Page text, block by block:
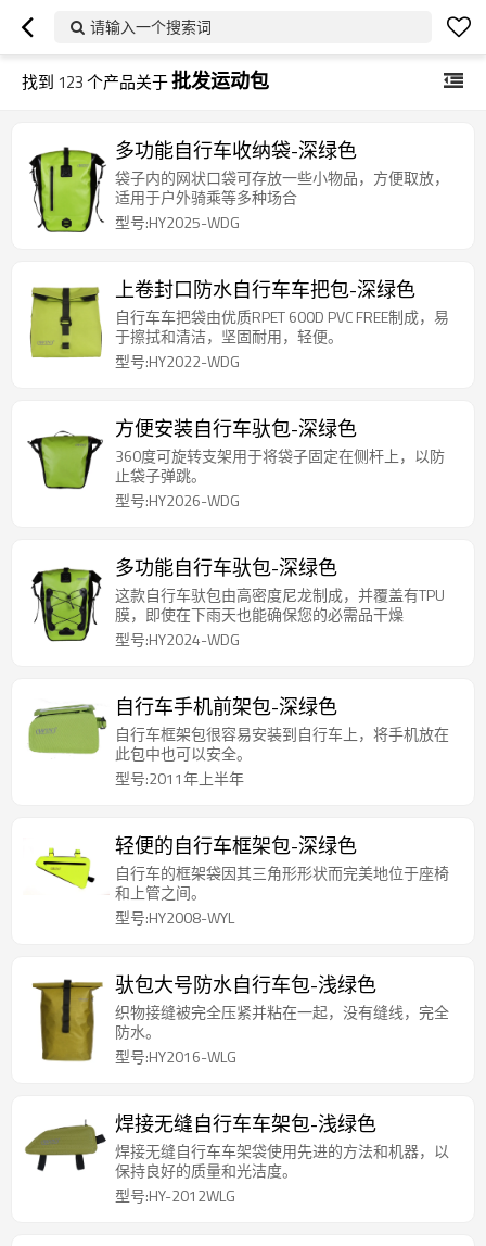
请输入一个搜索词
找到 123个产品关于批发运动包
多功能自行车收纳袋-深绿色
袋子内的网状口袋可存放一些小物品，方便取放，
适用于户外骑乘等多种场合
型号:HY2025-WDG
上卷封口防水自行车车把包-深绿色
自行车车把袋由优质RPET 600D PVC FREE制成，易
于擦拭和清洁，坚固耐用，轻便。
型号:HY2022-WDG
方便安装自行车驮包-深绿色
360度可旋转支架用于将袋子固定在侧杆上，以防
止袋子弹跳。
型号:HY2026-WDG
多功能自行车驮包-深绿色
这款自行车驮包由高密度尼龙制成，并覆盖有TPU
膜，即使在下雨天也能确保您的必需品干燥
型号:HY2024-WDG
自行车手机前架包-深绿色
自行车框架包很容易安装到自行车上，将手机放在
此包中也可以安全。
型号:2011年上半年
轻便的自行车框架包-深绿色
自行车的框架袋因其三角形形状而完美地位于座椅
和上管之间。
型号:HY2008-WYL
驮包大号防水自行车包-浅绿色
织物接缝被完全压紧并粘在一起，没有缝线，完全
防水。
型号:HY2016-WLG
焊接无缝自行车车架包-浅绿色
焊接无缝自行车车架袋使用先进的方法和机器，以
保持良好的质量和光洁度。
型号:HY-2012WLG